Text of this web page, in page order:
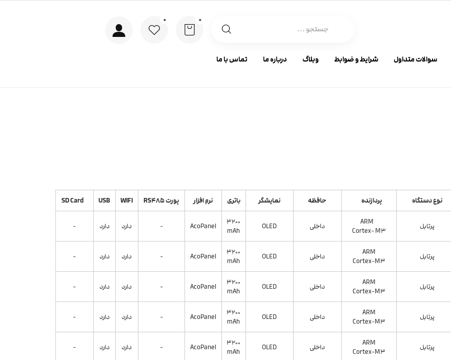
سوالات متداول شرایط و ضوابط وبلاگ درباره ما تماس با ما
نوع دستگاه پردازنده حافظه نمایشگر باتری نرم افزار پورت RS485 WIFI
USB
SD Card
پرتابل
Cortex- M3
داخلی OLED
3200
mAh
AcoPanel
- دارد دارد -
پرتابل
ARM
Cortex-M3
داخلی OLED
3200
mAh
AcoPanel
- دارد دارد -
پرتابل
ARM
Cortex-M3
داخلی OLED
3200
mAh
AcoPanel
- دارد دارد -
پرتابل
ARM
Cortex-M3
داخلی OLED
3200
mAh
AcoPanel
- دارد دارد -
پرتابل
ARM
Cortex-M3
داخلی OLED
3200
mAh
AcoPanel
- دارد دارد -